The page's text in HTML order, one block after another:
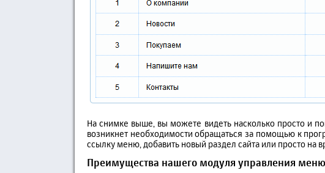
На снимке выше, вы можете видеть насколько просто и
возникнет необходимости обращаться за помощью к
ссылку меню, добавить новый раздел сайта или просто на
Преимущества нашего модуля управления меню